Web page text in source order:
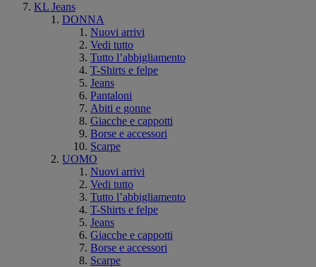
KL Jeans
DONNA
Nuovi arrivi
Vedi tutto
Tutto l’abbigliamento
T-Shirts e felpe
Jeans
Pantaloni
Abiti e gonne
Giacche e cappotti
Borse e accessori
Scarpe
UOMO
Nuovi arrivi
Vedi tutto
Tutto l’abbigliamento
T-Shirts e felpe
Jeans
Giacche e cappotti
Borse e accessori
Scarpe